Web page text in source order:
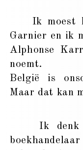
Ik moest
Garnier en ik
Alphonse
noemt.
België is
Maar dat kan
Ik denk